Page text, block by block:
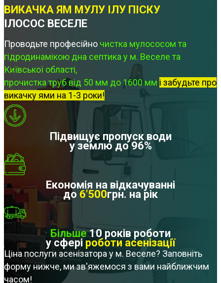
ВИКАЧКА ЯМ МУЛУ ІЛУ ПІСКУ
ІЛОСОС ВЕСЕЛЕ
Проводьте професійно чистка мулососом та
гідродинамікою дна септика у м. Веселе та
Київської області,
прочистка труб від 50 мм до 1600 мм і забудьте про
викачку ями на 1-3 роки!
Підвищує пропуск води
у землю до 96%
Економія на відкачуванні
до 6'500грн. на рік
Більше10 років роботи
у сфері роботи асенізації
Ціна послуги асенізатора у м. Веселе? Заповніть
форму нижче, ми зв'яжемося з вами найближчим
часом!